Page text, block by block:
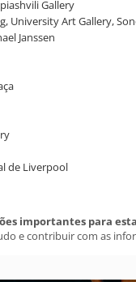
Gallery
University Art Gallery,
Janssen
de Liverpool
importantes para
e contribuir com as